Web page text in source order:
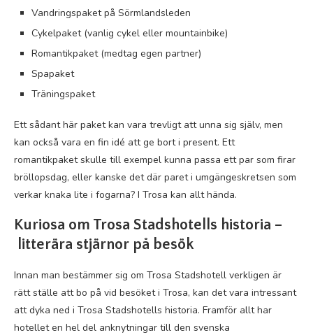
Vandringspaket på Sörmlandsleden
Cykelpaket (vanlig cykel eller mountainbike)
Romantikpaket (medtag egen partner)
Spapaket
Träningspaket
Ett sådant här paket kan vara trevligt att unna sig själv, men
kan också vara en fin idé att ge bort i present. Ett
romantikpaket skulle till exempel kunna passa ett par som firar
bröllopsdag, eller kanske det där paret i umgängeskretsen som
verkar knaka lite i fogarna? I Trosa kan allt hända.
Kuriosa om Trosa Stadshotells historia –
litterära stjärnor på besök
Innan man bestämmer sig om Trosa Stadshotell verkligen är
rätt ställe att bo på vid besöket i Trosa, kan det vara intressant
att dyka ned i Trosa Stadshotells historia. Framför allt har
hotellet en hel del anknytningar till den svenska